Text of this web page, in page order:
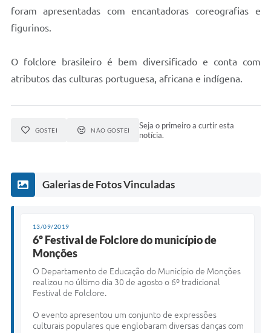
Legislação
Links
Transparência
Enquete
Jornal
Agenda
Diário Oficial
Contato
foram apresentadas com encantadoras coreografias e
figurinos.
O folclore brasileiro é bem diversificado e conta com
atributos das culturas portuguesa, africana e indígena.
GOSTEI NÃO GOSTEI
Seja o primeiro a curtir esta
notícia.
Galerias de Fotos Vinculadas
13/09/2019
6º Festival de Folclore do município de
Monções
O Departamento de Educação do Município de Monções
realizou no último dia 30 de agosto o 6º tradicional
Festival de Folclore.
O evento apresentou um conjunto de expressões
culturais populares que englobaram diversas danças com